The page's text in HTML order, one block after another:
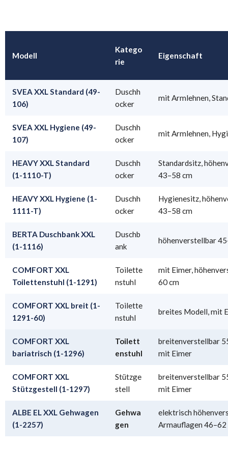
Modell
Katego
rie
Eigenschaft
SVEA XXL Standard (49-
106)
Duschh
ocker
mit Armlehnen,
SVEA XXL Hygiene (49-
107)
Duschh
ocker
mit Armlehnen,
HEAVY XXL Standard
(1-1110-T)
Duschh
ocker
Standardsitz,
43–58 cm
HEAVY XXL Hygiene (1-
1111-T)
Duschh
ocker
Hygienesitz,
43–58 cm
BERTA Duschbank XXL
(1-1116)
Duschb
ank
höhenverstellbar
COMFORT XXL
Toilettenstuhl (1-1291)
Toilette
nstuhl
mit Eimer,
60 cm
COMFORT XXL breit (1-
1291-60)
Toilette
nstuhl
breites Modell, mit
COMFORT XXL
bariatrisch (1-1296)
Toilett
enstuhl
breitenverstellbar
mit Eimer
COMFORT XXL
Stützgestell (1-1297)
Stützge
stell
breitenverstellbar
mit Eimer
ALBE EL XXL Gehwagen
(1-2257)
Gehwa
gen
elektrisch
Armauflagen 46–62